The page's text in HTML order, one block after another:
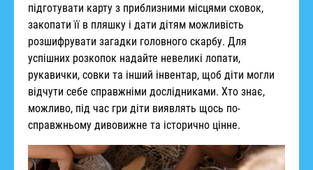
підготувати карту з приблизними місцями сховок,
закопати її в пляшку і дати дітям можливість
розшифрувати загадки головного скарбу. Для
успішних розкопок надайте невеликі лопати,
рукавички, совки та інший інвентар, щоб діти могли
відчути себе справжніми дослідниками. Хто знає,
можливо, під час гри діти виявлять щось по-
справжньому дивовижне та історично цінне.